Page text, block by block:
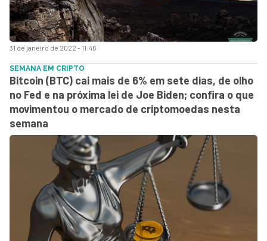
31 de janeiro de 2022 - 11:46
SEMANA EM CRIPTO
Bitcoin (BTC) cai mais de 6% em sete dias, de olho
no Fed e na próxima lei de Joe Biden; confira o que
movimentou o mercado de criptomoedas nesta
semana